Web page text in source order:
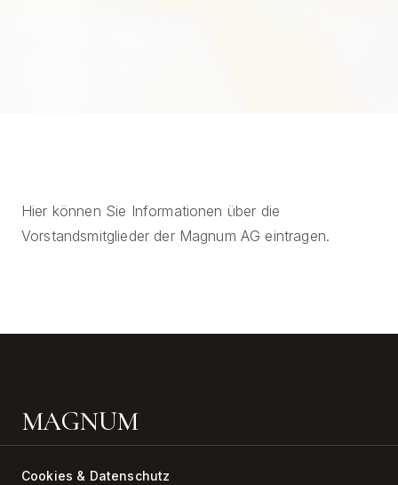
Hier können Sie Informationen über die
Vorstandsmitglieder der Magnum AG eintragen.
MAGNUM
Investmentmanagement für private und institutionelle
Cookies & Datenschutz